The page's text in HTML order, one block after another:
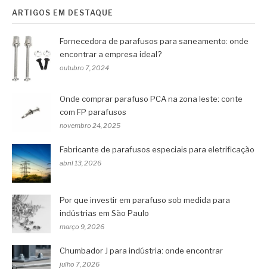
ARTIGOS EM DESTAQUE
Fornecedora de parafusos para saneamento: onde
encontrar a empresa ideal?
outubro 7, 2024
Onde comprar parafuso PCA na zona leste: conte
com FP parafusos
novembro 24, 2025
Fabricante de parafusos especiais para eletrificação
abril 13, 2026
Por que investir em parafuso sob medida para
indústrias em São Paulo
março 9, 2026
Chumbador J para indústria: onde encontrar
julho 7, 2026